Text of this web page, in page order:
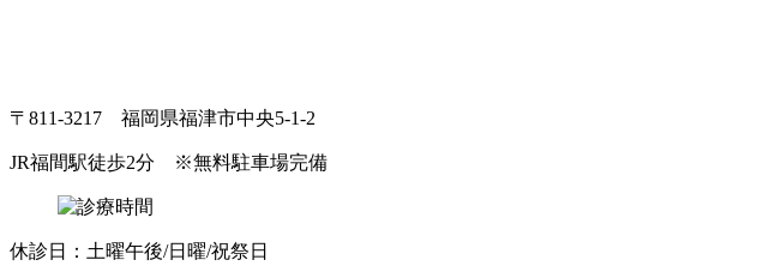
〒811-3217 福岡県福津市中央5-1-2
JR福間駅徒歩2分 ※無料駐車場完備
休診日：土曜午後/日曜/祝祭日